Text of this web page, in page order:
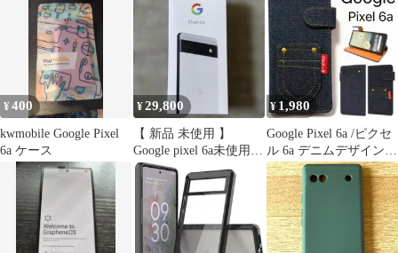
TPU ソフト 透明 カバ
ー スマホケース 透明カ
バー バンパーケース ク
リアバックカバー クリ
アケース 携帯ケース 衝
撃吸収 ワイヤレス充電
¥400
kwmobile Google Pixel
6a ケース
¥29,800
【 新品 未使用 】
Google pixel 6a未使用
チョーク
¥ 1,980
Google Pixel 6a /ピクセ
ル 6a デニムデザイン
手帳型ケース